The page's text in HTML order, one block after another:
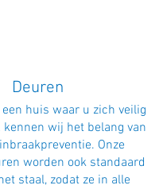
Deuren
huis waar u zich veilig
kennen wij het belang van
Onze
worden ook standaard
staal, zodat ze in alle